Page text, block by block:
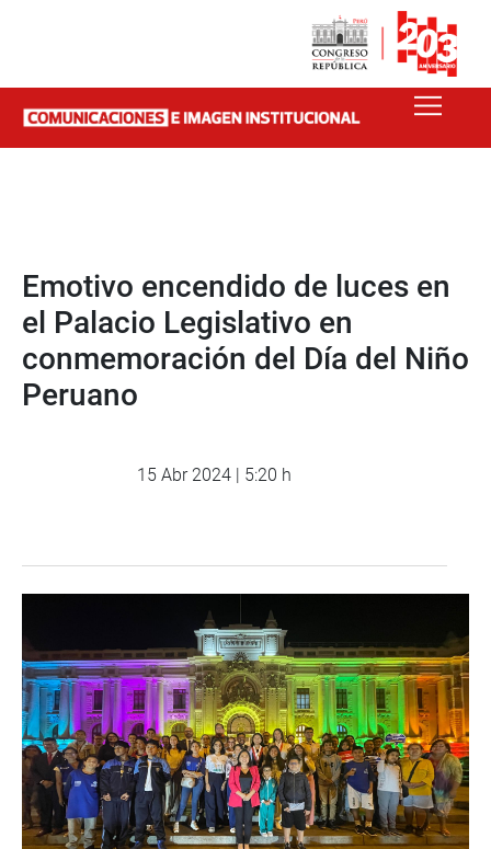
Emotivo encendido de luces en
el Palacio Legislativo en
conmemoración del Día del Niño
Peruano
15 Abr 2024 | 5:20 h